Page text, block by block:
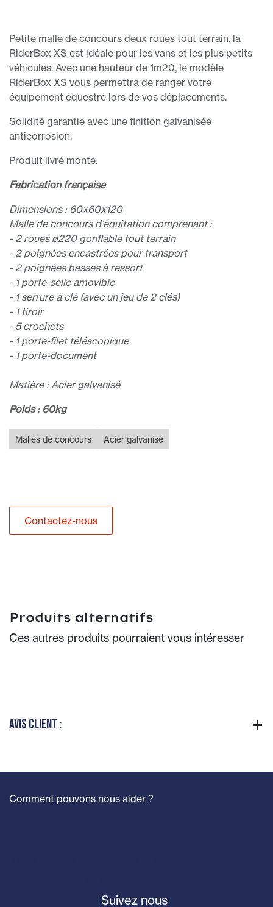
Petite malle de concours deux roues tout terrain, la
RiderBox XS est idéale pour les vans et les plus petits
véhicules. Avec une hauteur de 1m20, le modèle
RiderBox XS vous permettra de ranger votre
équipement équestre lors de vos déplacements.
Solidité garantie avec une finition galvanisée
anticorrosion.
Produit livré monté.
Fabrication française
Dimensions : 60x60x120
Malle de concours d'équitation comprenant :
- 2 roues ø220 gonflable tout terrain
- 2 poignées encastrées pour transport
- 2 poignées basses à ressort
- 1 porte-selle amovible
- 1 serrure à clé (avec un jeu de 2 clés)
- 1 tiroir
- 5 crochets
- 1 porte-filet téléscopique
- 1 porte-document
Matière : Acier galvanisé
Poids : 60kg
Malles de concours Acier galvanisé
Contactez-nous
Produits alternatifs
Ces autres produits pourraient vous intéresser
Avis client :
Comment pouvons nous aider ?
Suivez nous